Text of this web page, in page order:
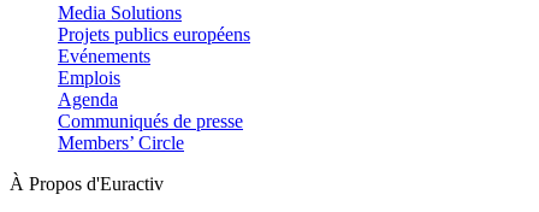
Media Solutions
Projets publics européens
Evénements
Emplois
Agenda
Communiqués de presse
Members’ Circle
À Propos d'Euractiv